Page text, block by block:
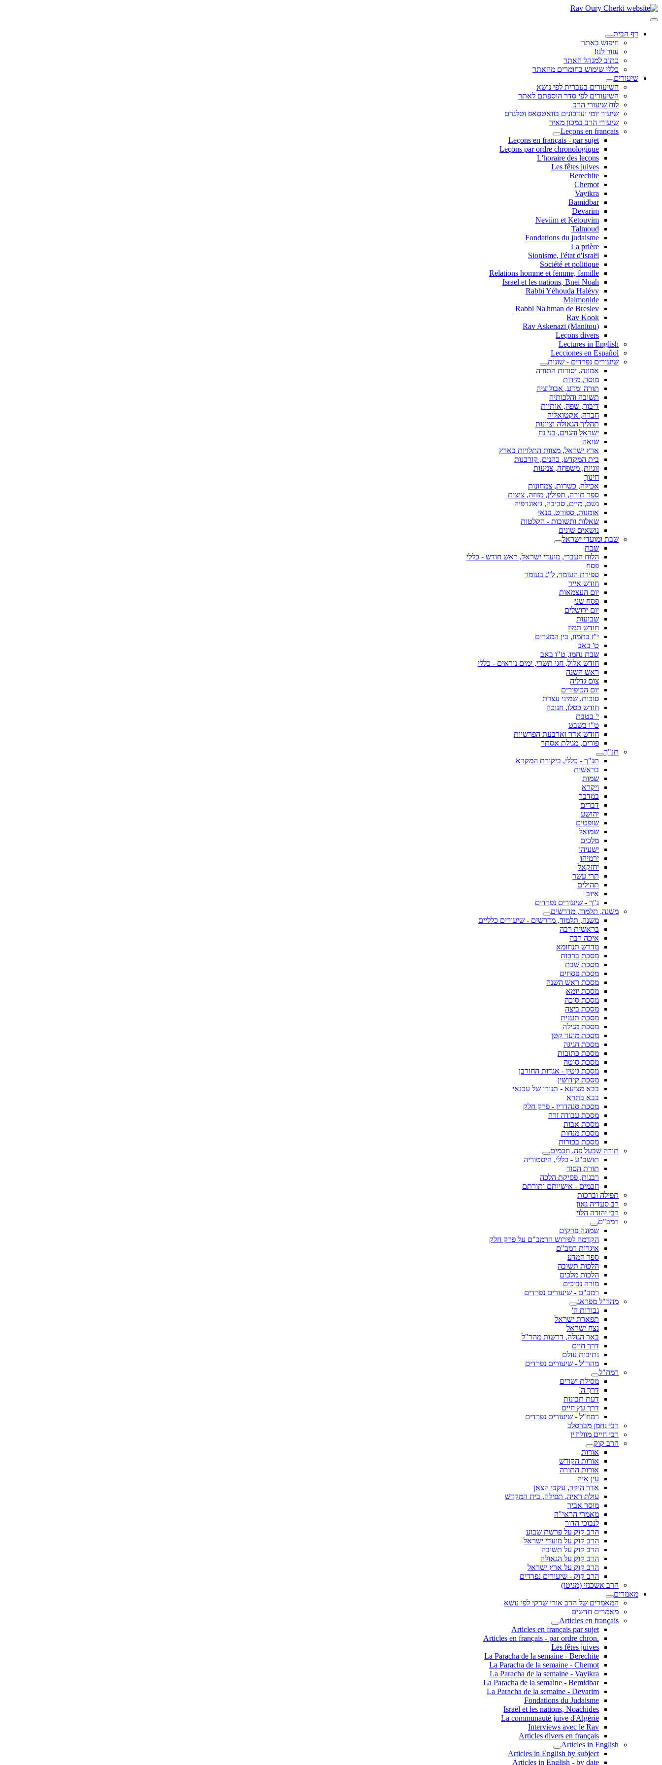
דף הבית
חיפוש באתר
עזור לנו!
כתוב למנהל האתר
כללי שימוש בחומרים מהאתר
שיעורים
השיעורים בעברית לפי נושא
השיעורים לפי סדר הוספתם לאתר
לוח שיעורי הרב
שיעור יומי ועדכונים בוואטסאפ וטלגרם
שיעורי הרב במכון מאיר
Leçons en français
Leçons en français - par sujet
Leçons par ordre chronologique
L'horaire des leçons
Les fêtes juives
Berechite
Chemot
Vayikra
Bamidbar
Devarim
Neviim et Ketouvim
Talmoud
Fondations du judaisme
La prière
Sionisme, l'état d'Israël
Société et politique
Relations homme et femme, famille
Israel et les nations, Bnei Noah
Rabbi Yéhouda Halévy
Maimonide
Rabbi Na'hman de Breslev
Rav Kook
(Rav Askenazi (Manitou
Leçons divers
Lectures in English
Lecciones en Español
שיעורים נפרדים - שונות
אמונה, יסודות התורה
מוסר, מידות
תורה ומדע, אבולוציה
תשובה והלכותיה
דיבור, שפה, אותיות
חברה, אקטואליה
תהליך הגאולה וציונות
ישראל והגוים, בני נח
שואה
ארץ ישראל, מצוות התלויות בארץ
בית המקדש, כהנים, קורבנות
זוגיות, משפחה, צניעות
חינוך
אכילה, כשרות, צמחונות
ספר תורה, תפילין, מזוזה, ציצית
גשם, מיים, סביבה, גיאוגרפיה
אומנות, ספורט, פנאי
שאלות ותשובות - הקלטות
נושאים שונים
שבת ומועדי ישראל
שבת
הלוח העברי, מועדי ישראל, ראש חודש - כללי
פסח
ספירת העומר, ל"ג בעומר
חודש אייר
יום העצמאות
פסח שני
יום ירושלים
שבועות
חודש תמוז
י"ז בתמוז, בין המצרים
ט' באב
שבת נחמו, ט"ו באב
חודש אלול, חגי תשרי, ימים נוראים - כללי
ראש השנה
צום גדליה
יום הכיפורים
סוכות, שמיני עצרת
חודש כסלו, חנוכה
י' בטבת
ט"ו בשבט
חודש אדר וארבעת הפרשיות
פורים, מגילת אסתר
תנ"ך
תנ"ך - כללי, ביקורת המקרא
בראשית
שמות
ויקרא
במדבר
דברים
יהושע
שופטים
שמואל
מלכים
ישעיהו
ירמיהו
יחזקאל
תרי עשר
תהילים
איוב
נ"ך - שיעורים נפרדים
משנה, תלמוד, מדרשים
משנה, תלמוד, מדרשים - שיעורים כלליים
בראשית רבה
איכה רבה
מדרש תנחומא
מסכת ברכות
מסכת שבת
מסכת פסחים
מסכת ראש השנה
מסכת יומא
מסכת סוכה
מסכת ביצה
מסכת תענית
מסכת מגילה
מסכת מועד קטן
מסכת חגיגה
מסכת כתובות
מסכת סוטה
מסכת גיטין - אגדות החורבן
מסכת קידושין
בבא מציעא - תנורו של עכנאי
בבא בתרא
מסכת סנהדרין - פרק חלק
מסכת עבודה זרה
מסכת אבות
מסכת מנחות
מסכת בכורות
תורה שבעל פה, חכמים
תושב"ע - כללי, היסטוריה
תורת הסוד
רבנות, פסיקת הלכה
חכמים - אישיותם ותורתם
תפילה וברכות
רב סעדיה גאון
רבי יהודה הלוי
רמב"ם
שמונה פרקים
הקדמה לפירוש הרמב"ם על פרק חלק
איגרות רמב"ם
ספר המדע
הלכות תשובה
הלכות מלכים
מורה נבוכים
רמב"ם - שיעורים נפרדים
מהר"ל מפראג
גבורות ה'
תפארת ישראל
נצח ישראל
באר הגולה, דרשות מהר"ל
דרך חיים
נתיבות עולם
מהר"ל - שיעורים נפרדים
רמח"ל
מסילת ישרים
דרך ה'
דעת תבונות
דרך עץ חיים
רמח"ל - שיעורים נפרדים
רבי נחמן מברסלב
רבי חיים מוולוז'ין
הרב קוק
אורות
אורות הקודש
אורות התורה
עין איה
אדר היקר, עקבי הצאן
עולת ראיה, תפילה, בית המקדש
מוסר אביך
מאמרי הראי"ה
לנבוכי הדור
הרב קוק על פרשת שבוע
הרב קוק על מועדי ישראל
הרב קוק על תשובה
הרב קוק על הגאולה
הרב קוק על ארץ ישראל
הרב קוק - שיעורים נפרדים
הרב אשכנזי (מניטו)
מאמרים
המאמרים של הרב אורי שרקי לפי נושא
מאמרים חדשים
Articles en français
Articles en français par sujet
.Articles en français - par ordre chron
Les fêtes juives
La Paracha de la semaine - Berechite
La Paracha de la semaine - Chemot
La Paracha de la semaine - Vayikra
La Paracha de la semaine - Bemidbar
La Paracha de la semaine - Devarim
Fondations du Judaisme
Israël et les nations, Noachides
La communauté juive d'Algérie
Interviews avec le Rav
Articles divers en français
Articles in English
Articles in English by subject
Articles in English - by date